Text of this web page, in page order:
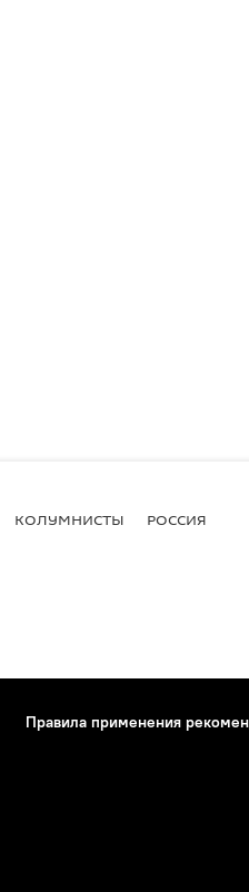
КОЛУМНИСТЫ РОССИЯ
Правила применения